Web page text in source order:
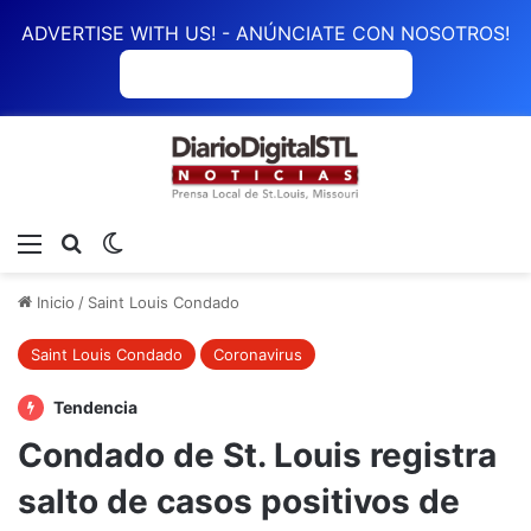
ADVERTISE WITH US! - ANÚNCIATE CON NOSOTROS!
Menú Buscar
Inicio / Saint Louis Condado
Saint Louis Condado Coronavirus
Tendencia
Condado de St. Louis registra
salto de casos positivos de